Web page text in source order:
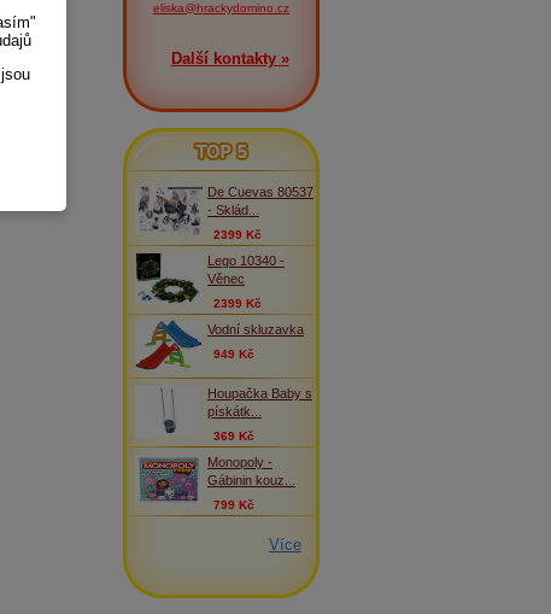
eliska@hrackydomino.cz
Další kontakty »
TOP 5
De Cuevas 80537
- Sklád...
2399 Kč
Lego 10340 -
Věnec
2399 Kč
Vodní skluzavka
949 Kč
Houpačka Baby s
pískátk...
369 Kč
Monopoly -
Gábinin kouz...
799 Kč
Více